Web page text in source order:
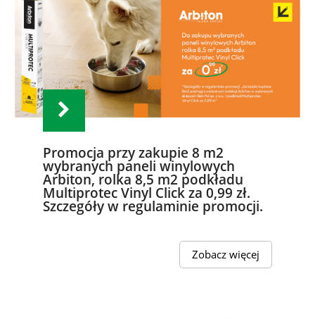
Promocja przy zakupie 8 m2
wybranych paneli winylowych
Arbiton, rolka 8,5 m2 podkładu
Multiprotec Vinyl Click za 0,99 zł.
Szczegóły w regulaminie promocji.
Zobacz więcej